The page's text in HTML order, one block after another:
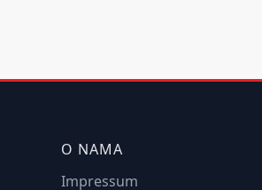
O NAMA
Impressum